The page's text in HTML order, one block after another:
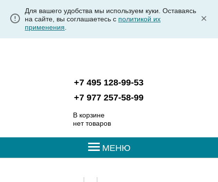
Для вашего удобства мы используем куки. Оставаясь
на сайте, вы соглашаетесь с политикой их
применения
+7 495 128-99-53
+7 977 257-58-99
В корзине
нет товаров
МЕНЮ